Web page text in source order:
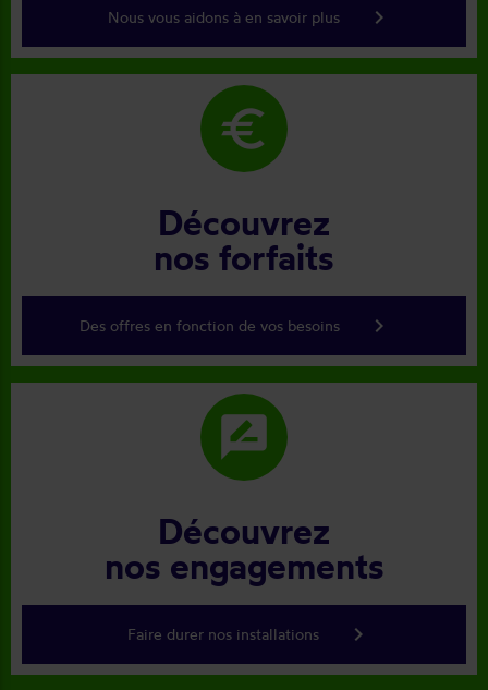
Nous vous aidons à en savoir plus keyboard_arrow_right
euro
Découvrez
nos forfaits
Des offres en fonction de vos besoins keyboard_arrow_right
rate_review
Découvrez
nos engagements
Faire durer nos installations keyboard_arrow_right